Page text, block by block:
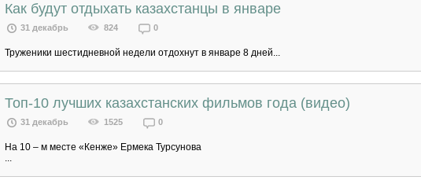
Как будут отдыхать казахстанцы в январе
31 декабрь 824 0
Труженики шестидневной недели отдохнут в январе 8 дней...
Топ-10 лучших казахстанских фильмов года (видео)
31 декабрь 1525 0
На 10 – м месте «Кенже» Ермека Турсунова
...